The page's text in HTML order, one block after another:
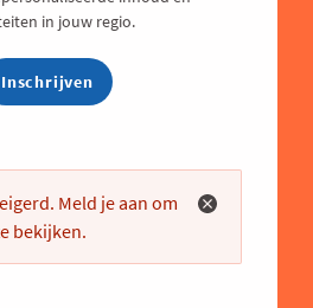
Meld je aan om
bekijken.
in jouw regio.
Inschrijven